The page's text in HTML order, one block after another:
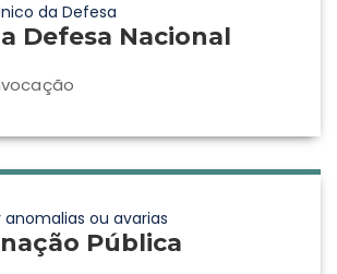
da Defesa
Defesa Nacional
anomalias ou avarias
Pública